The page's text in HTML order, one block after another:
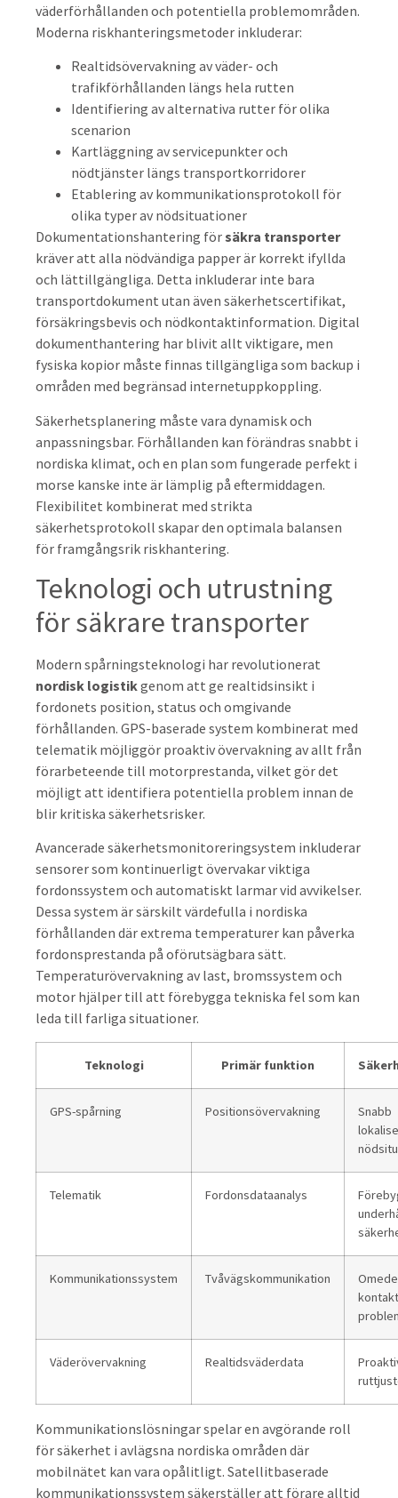
väderförhållanden och potentiella problemområden.
Moderna riskhanteringsmetoder inkluderar:
Realtidsövervakning av väder- och
trafikförhållanden längs hela rutten
Identifiering av alternativa rutter för olika
scenarion
Kartläggning av servicepunkter och
nödtjänster längs transportkorridorer
Etablering av kommunikationsprotokoll för
olika typer av nödsituationer
Dokumentationshantering försäkra transporter
kräver att alla nödvändiga papper är korrekt ifyllda
och lättillgängliga. Detta inkluderar inte bara
transportdokument utan även säkerhetscertifikat,
försäkringsbevis och nödkontaktinformation. Digital
dokumenthantering har blivit allt viktigare, men
fysiska kopior måste finnas tillgängliga som backup i
områden med begränsad internetuppkoppling.
Säkerhetsplanering måste vara dynamisk och
anpassningsbar. Förhållanden kan förändras snabbt i
nordiska klimat, och en plan som fungerade perfekt i
morse kanske inte är lämplig på eftermiddagen.
Flexibilitet kombinerat med strikta
säkerhetsprotokoll skapar den optimala balansen
för framgångsrik riskhantering.
Teknologi och utrustning
för säkrare transporter
Modern spårningsteknologi har revolutionerat
nordisk logistikgenom att ge realtidsinsikt i
fordonets position, status och omgivande
förhållanden. GPS-baserade system kombinerat med
telematik möjliggör proaktiv övervakning av allt från
förarbeteende till motorprestanda, vilket gör det
möjligt att identifiera potentiella problem innan de
blir kritiska säkerhetsrisker.
Avancerade säkerhetsmonitoreringsystem inkluderar
sensorer som kontinuerligt övervakar viktiga
fordonssystem och automatiskt larmar vid avvikelser.
Dessa system är särskilt värdefulla i nordiska
förhållanden där extrema temperaturer kan påverka
fordonsprestanda på oförutsägbara sätt.
Temperaturövervakning av last, bromssystem och
motor hjälper till att förebygga tekniska fel som kan
leda till farliga situationer.
Teknologi Primär funktion
GPS-spårning Positionsövervakning
Snabb
Telematik Fordonsdataanalys
Kommunikationssystem Tvåvägskommunikation
Väderövervakning Realtidsväderdata
Kommunikationslösningar spelar en avgörande roll
för säkerhet i avlägsna nordiska områden där
mobilnätet kan vara opålitligt. Satellitbaserade
kommunikationssystem säkerställer att förare alltid